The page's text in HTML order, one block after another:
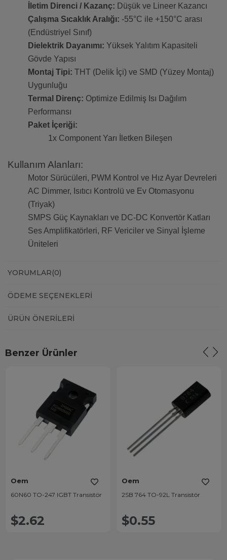
İletim Direnci / Kazanç: Düşük ve Lineer Kazancı
Çalışma Sıcaklık Aralığı: -55°C ile +150°C arası
(Endüstriyel Sınıf)
Dielektrik Dayanımı: Yüksek Yalıtım Kapasiteli
Gövde Yapısı
Montaj Tipi: THT (Delik İçi) ve SMD (Yüzey Montaj)
Uygunluğu
Termal Direnç: Optimize Edilmiş Isı Dağılım
Performansı
Paket İçeriği:
1x Component Yarı İletken Bileşen
Kullanım Alanları:
Motor Sürücüleri, PWM Kontrol ve Hız Ayar Devreleri
AC Dimmer, Isıtıcı Kontrolü ve Ev Otomasyonu
(Triyak)
SMPS Güç Kaynakları ve DC-DC Konvertör Katları
Ses Amplifikatörleri, RF Vericiler ve Sinyal İşleme
Üniteleri
YORUMLAR(0)
ÖDEME SEÇENEKLERI
ÜRÜN ÖNERILERI
Benzer Ürünler
Oem
60N60 TO-247 IGBT Transistör
$2.62
Oem
2SB 764 TO-92L Transistör
$0.55